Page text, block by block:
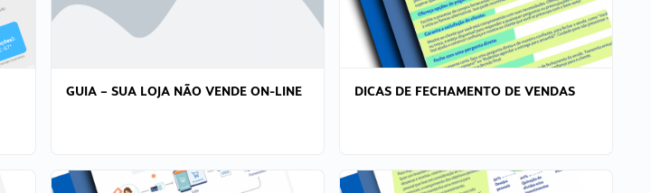
GUIA – SUA LOJA NÃO VENDE ON-LINE DICAS DE FECHAMENTO DE VENDAS